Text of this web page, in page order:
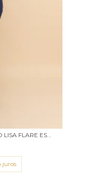
FLARE ES...
juros